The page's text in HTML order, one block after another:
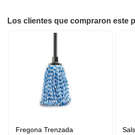
Los clientes que compraron este
Fregona Trenzada